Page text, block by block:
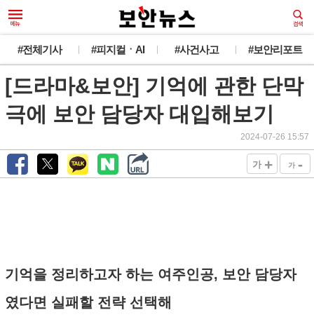
#전체기사 #피지컬ㆍAI #사건사고 #보안리포트
[드라마&보안] 기억에 관한 단막
극에 보안 담당자 대입해보기
2024-07-26 15:57
가 + 가 -
기억을 정리하고자 하는 여주인공, 보안 담당자
였다면 실패할 전략 선택해